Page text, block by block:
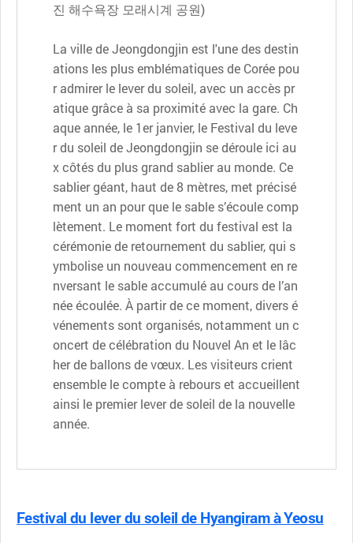
진 해수욕장 모래시계 공원)
La ville de Jeongdongjin est l'une des destin
ations les plus emblématiques de Corée pou
r admirer le lever du soleil, avec un accès pr
atique grâce à sa proximité avec la gare. Ch
aque année, le 1er janvier, le Festival du leve
r du soleil de Jeongdongjin se déroule ici au
x côtés du plus grand sablier au monde. Ce
sablier géant, haut de 8 mètres, met précisé
ment un an pour que le sable s’écoule comp
lètement. Le moment fort du festival est la
cérémonie de retournement du sablier, qui s
ymbolise un nouveau commencement en re
nversant le sable accumulé au cours de l’an
née écoulée. À partir de ce moment, divers é
vénements sont organisés, notamment un c
oncert de célébration du Nouvel An et le lâc
her de ballons de vœux. Les visiteurs crient
ensemble le compte à rebours et accueillent
ainsi le premier lever de soleil de la nouvelle
année.
Festival du lever du soleil de Hyangiram à Yeosu